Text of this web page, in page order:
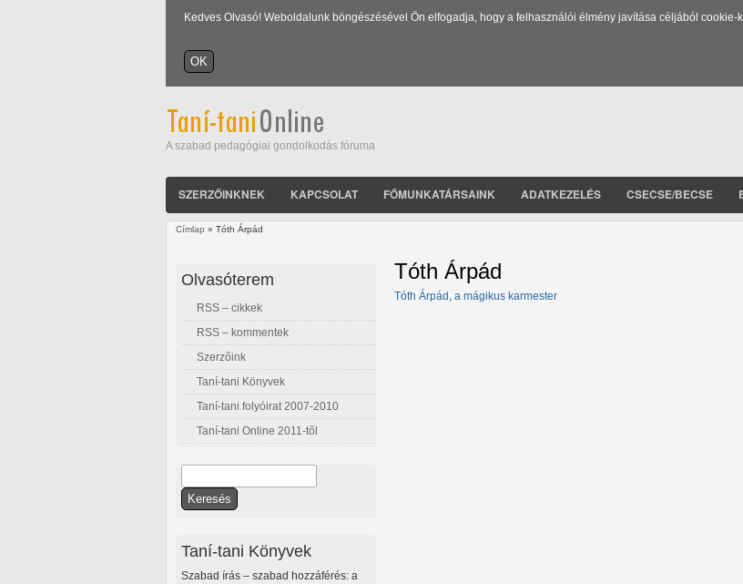
Kedves Olvasó! Weboldalunk böngészésével Ön elfogadja, hogy a felhasználói élmény javítása céljából cookie-
A szabad pedagógiai gondolkodás fóruma
SZERZŐINKNEK KAPCSOLAT FŐMUNKATÁRSAINK ADATKEZELÉS CSECSE/BECSE
Címlap » Tóth Árpád
Tóth Árpád
Tóth Árpád, a mágikus karmester
Olvasóterem
RSS – cikkek
RSS – kommentek
Szerzőink
Taní-tani Könyvek
Taní-tani folyóirat 2007-2010
Taní-tani Online 2011-től
Keresés űrlap
Taní-tani Könyvek
Szabad írás – szabad hozzáférés: a